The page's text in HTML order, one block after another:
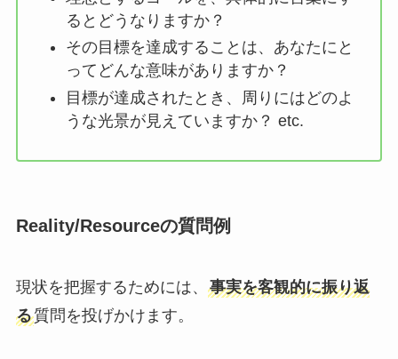
るとどうなりますか？
その目標を達成することは、あなたにと
ってどんな意味がありますか？
目標が達成されたとき、周りにはどのよ
うな光景が見えていますか？ etc.
Reality/Resourceの質問例
現状を把握するためには、 事実を客観的に振り返
る質問を投げかけます。